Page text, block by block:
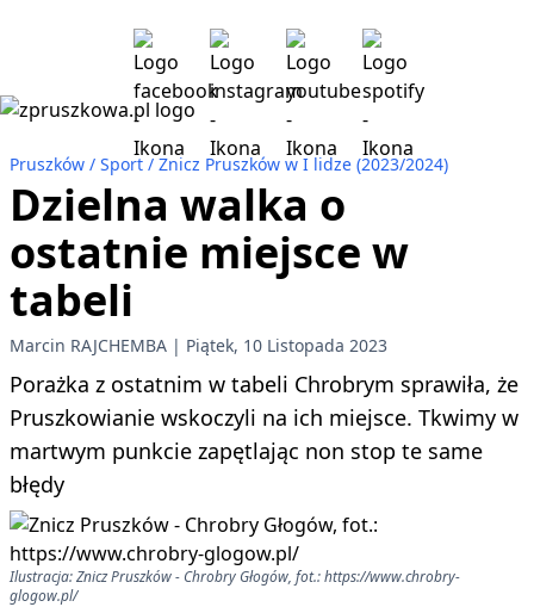
Pruszków Sport Znicz Pruszków w I lidze (2023/2024)
Dzielna walka o
ostatnie miejsce w
tabeli
Marcin RAJCHEMBA Piątek, 10 Listopada 2023
Porażka z ostatnim w tabeli Chrobrym sprawiła, że
Pruszkowianie wskoczyli na ich miejsce. Tkwimy w
martwym punkcie zapętlając non stop te same
błędy
Ilustracja: Znicz Pruszków - Chrobry Głogów, fot.: https://www.chrobry-
glogow.pl/